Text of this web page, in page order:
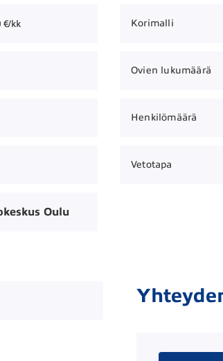
€/kk Korimalli
Ovien lukumäärä
Henkilömäärä
Vetotapa
Oulu